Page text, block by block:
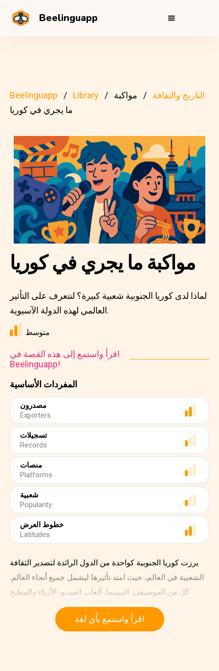
Beelinguapp
Beelinguapp Library التاريخ والثقافة
مواكبة
ما يجري في كوريا
المفردات الأساسية
مصدرون
Exporters
تسجيلات
Records
منصات
Platforms
شعبية
Popularity
خطوط العرض
Latitudes
مواكبة ما يجري في كوريا
لماذا لدى كوريا الجنوبية شعبية كبيرة؟ لنتعرف على التأثير
العالمي لهذه الدولة الآسيوية.
متوسط
اقرأ واستمع إلى هذه القصة في
Beelinguapp!
برزت كوريا الجنوبية كواحدة من الدول الرائدة لتصدير الثقافة
الشعبية في العالم، حيث امتد تأثيرها ليشمل جميع أنحاء العالم.
كل من الموسيقى، السينما، ألعاب الفيديو، الأزياء والمطبخ
جميعها انساقت خلف الموجة الكورية.
يشير المصطلح الصيني هاليو، الذي يعني حرفياً "الموجة
اقرأ واستمع بأي لغة